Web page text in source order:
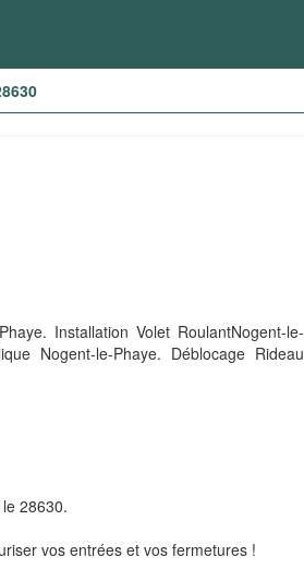
Installation Volet RoulantNogent-le-
Nogent-le-Phaye. Déblocage Rideau
28630.
vos entrées et vos fermetures !